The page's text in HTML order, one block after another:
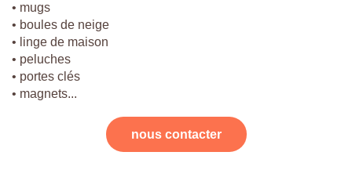
• mugs
• boules de neige
• linge de maison
• peluches
• portes clés
• magnets...
nous contacter